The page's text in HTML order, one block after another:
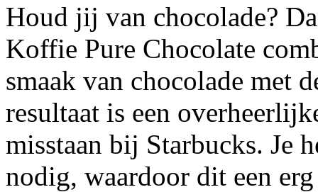
Houd jij van chocolade?
Koffie Pure Chocolate
smaak van chocolade met
resultaat is een
misstaan bij Starbucks. Je
nodig, waardoor dit een